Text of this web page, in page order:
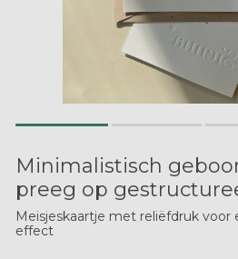
Minimalistisch
preeg op
Meisjeskaartje met reliëfdruk voor
effect